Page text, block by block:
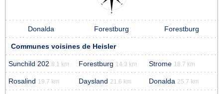
Donalda Forestburg Forestburg
Communes voisines de Heisler
Sunchild 202 8.1 km Forestburg 14.3 km Strome 18.7 km
Rosalind 19.7 km Daysland 21.6 km Donalda 25.7 km